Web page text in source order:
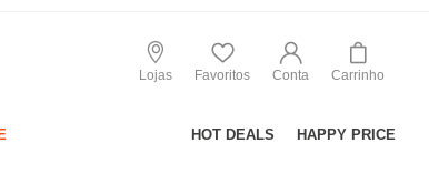
Lojas Favoritos Conta Carrinho
HOT DEALS HAPPY PRICE